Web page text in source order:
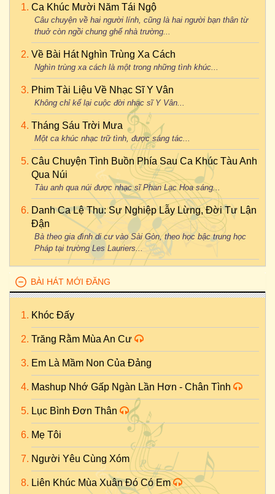
Ca Khúc Mười Năm Tái Ngộ
Câu chuyện về hai người lính, cũng là hai người bạn thân từ
thuở còn ngồi chung ghế nhà trường...
Về Bài Hát Nghìn Trùng Xa Cách
Nghìn trùng xa cách là một trong những tình khúc...
Phim Tài Liệu Về Nhạc Sĩ Y Vân
Không chỉ kể lại cuộc đời nhạc sĩ Y Vân...
Tháng Sáu Trời Mưa
Một ca khúc nhạc trữ tình, được sáng tác...
Câu Chuyện Tình Buồn Phía Sau Ca Khúc Tàu Anh
Qua Núi
Tàu anh qua núi được nhạc sĩ Phan Lạc Hoa sáng...
Danh Ca Lệ Thu: Sự Nghiệp Lẫy Lừng, Đời Tư Lận
Đận
Bà theo gia đình di cư vào Sài Gòn, theo học bậc trung học
Pháp tại trường Les Lauriers...
BÀI HÁT MỚI ĐĂNG
Khóc Đấy
Trăng Rằm Mùa An Cư
Em Là Mầm Non Của Đảng
Mashup Nhớ Gấp Ngàn Lần Hơn - Chân Tình
Lục Bình Đơn Thân
Mẹ Tôi
Người Yêu Cùng Xóm
Liên Khúc Mùa Xuân Đó Có Em